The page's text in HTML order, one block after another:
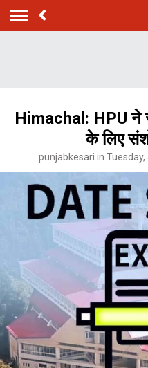
Himachal: HPU ने
के लिए
punjabkesari.in